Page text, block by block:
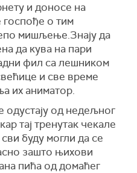
и доносе на
госпође о тим
мишљење.Знају да
да кува на пари
фил са лешником
и све време
их аниматор.
од недељног
тај тренутак чекале
буду могли да се
зашто њихови
пића од домаћег